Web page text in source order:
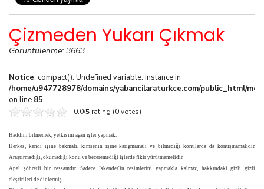
Çizmeden Yukarı Çıkmak
Görüntülenme: 3663
Notice: compact(): Undefined variable: instance in
/home/u947728978/domains/yabancilaraturkce.com/public_html/
on line 85
0.0/5 rating (0 votes)
Haddini bilmemek, yetkisini aşan işler yapmak.
Herkes, kendi işine bakmalı, kimsenin işine karışmamalı ve bilmediği konularda da konuşmamalıdır.
Araştırmadığı, okumadığı konu ve beceremediği işlerde fikir yürütmemelidir.
Apel şöhretli bir ressamdır. Sadece İskender'in resimlerini yapmakla kalmaz, hakkındaki gizli gizli
eleştirileri de dinlermiş.